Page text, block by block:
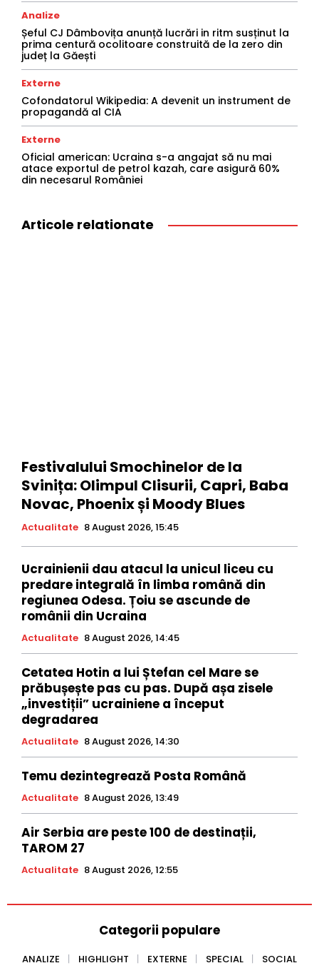
Analize
Șeful CJ Dâmbovița anunță lucrări in ritm susținut la
prima centură ocolitoare construită de la zero din
județ la Găești
Externe
Cofondatorul Wikipedia: A devenit un instrument de
propagandă al CIA
Externe
Oficial american: Ucraina s-a angajat să nu mai
atace exportul de petrol kazah, care asigură 60%
din necesarul României
Articole relationate
Festivalului Smochinelor de la
Svinița: Olimpul Clisurii, Capri, Baba
Novac, Phoenix și Moody Blues
Actualitate 8 August 2026, 15:45
Ucrainienii dau atacul la unicul liceu cu
predare integrală în limba română din
regiunea Odesa. Țoiu se ascunde de
românii din Ucraina
Actualitate 8 August 2026, 14:45
Cetatea Hotin a lui Ștefan cel Mare se
prăbușește pas cu pas. După așa zisele
„investiții” ucrainiene a început
degradarea
Actualitate 8 August 2026, 14:30
Temu dezintegrează Posta Română
Actualitate 8 August 2026, 13:49
Air Serbia are peste 100 de destinații,
TAROM 27
Actualitate 8 August 2026, 12:55
Categorii populare
ANALIZE HIGHLIGHT EXTERNE SPECIAL SOCIAL